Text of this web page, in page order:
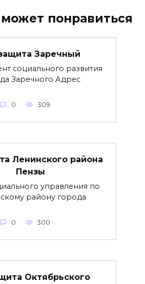
понравиться
Заречный
социального развития
Заречного Адрес
0 309
Ленинского района
Пензы
управления по
району города
0 300
Октябрьского